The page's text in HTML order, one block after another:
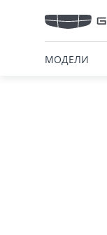
МОДЕЛИ